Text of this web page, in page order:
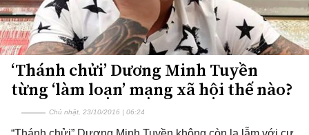
‘Thánh chửi’ Dương Minh Tuyền
từng ‘làm loạn’ mạng xã hội thế nào?
Chủ nhật, 23/10/2016 | 06:24